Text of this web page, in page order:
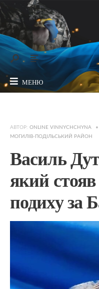
МЕНЮ
АВТОР: ONLINE VINNYCHCHYNA •
МОГИЛІВ-ПОДІЛЬСЬКИЙ РАЙОН
Василь
який стояв
подиху за